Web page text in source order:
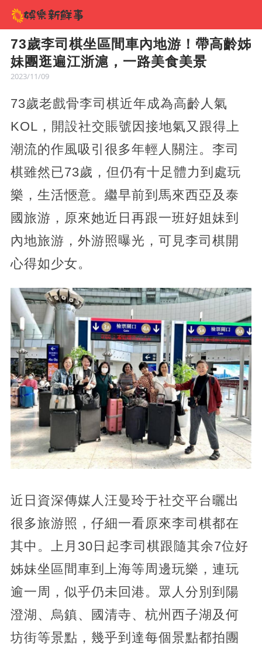
73歲李司棋坐區間車內地游！帶高齡姊
妹團逛遍江浙滬，一路美食美景
2023/11/09
73歲老戲骨李司棋近年成為高齡人氣
KOL，開設社交賬號因接地氣又跟得上
潮流的作風吸引很多年輕人關注。李司
棋雖然已73歲，但仍有十足體力到處玩
樂，生活愜意。繼早前到馬來西亞及泰
國旅游，原來她近日再跟一班好姐妹到
內地旅游，外游照曝光，可見李司棋開
心得如少女。
近日資深傳媒人汪曼玲于社交平台曬出
很多旅游照，仔細一看原來李司棋都在
其中。上月30日起李司棋跟隨其余7位好
姊妹坐區間車到上海等周邊玩樂，連玩
逾一周，似乎仍未回港。眾人分別到陽
澄湖、烏鎮、國清寺、杭州西子湖及何
坊街等景點，幾乎到達每個景點都拍團